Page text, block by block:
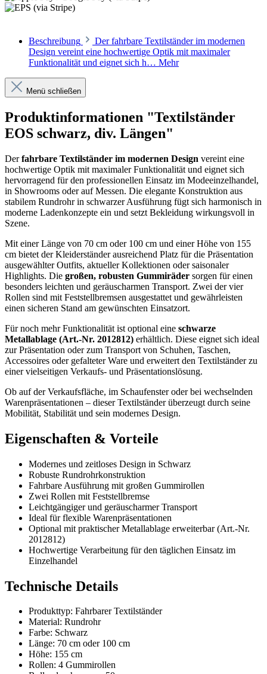
Beschreibung
Der fahrbare Textilständer im modernen
Design vereint eine hochwertige Optik mit maximaler
Funktionalität und eignet sich h… Mehr
Menü schließen
Produktinformationen "Textilständer
EOS schwarz, div. Längen"
Derfahrbare Textilständer im modernen Design vereint eine
hochwertige Optik mit maximaler Funktionalität und eignet sich
hervorragend für den professionellen Einsatz im Modeeinzelhandel,
in Showrooms oder auf Messen. Die elegante Konstruktion aus
stabilem Rundrohr in schwarzer Ausführung fügt sich harmonisch in
moderne Ladenkonzepte ein und setzt Bekleidung wirkungsvoll in
Szene.
Mit einer Länge von 70 cm oder 100 cm und einer Höhe von 155
cm bietet der Kleiderständer ausreichend Platz für die Präsentation
ausgewählter Outfits, aktueller Kollektionen oder saisonaler
Highlights. Die großen, robusten Gummiräder sorgen für einen
besonders leichten und geräuscharmen Transport. Zwei der vier
Rollen sind mit Feststellbremsen ausgestattet und gewährleisten
einen sicheren Stand am gewünschten Einsatzort.
Für noch mehr Funktionalität ist optional eine schwarze
Metallablage (Art.-Nr. 2012812) erhältlich. Diese eignet sich ideal
zur Präsentation oder zum Transport von Schuhen, Taschen,
Accessoires oder gefalteter Ware und erweitert den Textilständer zu
einer vielseitigen Verkaufs- und Präsentationslösung.
Ob auf der Verkaufsfläche, im Schaufenster oder bei wechselnden
Warenpräsentationen – dieser Textilständer überzeugt durch seine
Mobilität, Stabilität und sein modernes Design.
Eigenschaften & Vorteile
Modernes und zeitloses Design in Schwarz
Robuste Rundrohrkonstruktion
Fahrbare Ausführung mit großen Gummirollen
Zwei Rollen mit Feststellbremse
Leichtgängiger und geräuscharmer Transport
Ideal für flexible Warenpräsentationen
Optional mit praktischer Metallablage erweiterbar (Art.-Nr.
2012812)
Hochwertige Verarbeitung für den täglichen Einsatz im
Einzelhandel
Technische Details
Produkttyp: Fahrbarer Textilständer
Material: Rundrohr
Farbe: Schwarz
Länge: 70 cm oder 100 cm
Höhe: 155 cm
Rollen: 4 Gummirollen